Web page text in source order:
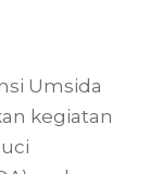
Umsida
kegiatan